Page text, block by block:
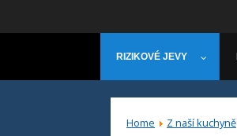
RIZIKOVÉ JEVY
Home Z naší kuchyně